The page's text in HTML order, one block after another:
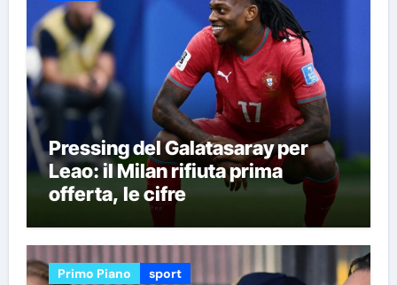
Pressing del Galatasaray per
Leao: il Milan rifiuta prima
offerta, le cifre
Primo Piano sport